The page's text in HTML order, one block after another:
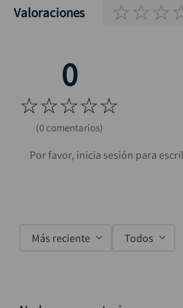
Valoraciones ☆☆☆
☆☆☆☆☆
(0 comentarios)
Más reciente Todos